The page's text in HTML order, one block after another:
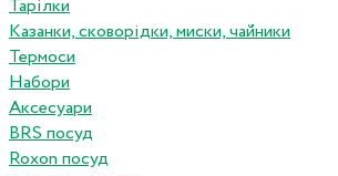
Тарілки
Казанки, сковорідки, миски, чайники
Термоси
Набори
Аксесуари
BRS посуд
Roxon посуд